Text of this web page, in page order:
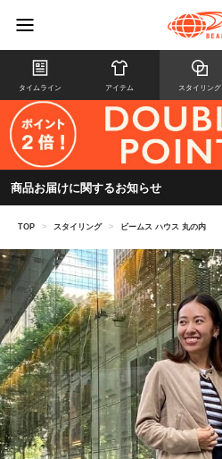
タイムライン アイテム スタイリング
商品お届けに関するお知らせ
TOP > スタイリング > ビームス ハウス 丸の内